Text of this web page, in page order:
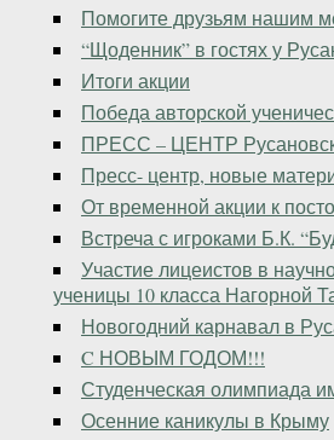
Помогите друзьям нашим
“Щоденник” в гостях у
Итоги акции
Победа авторской
ПРЕСС – ЦЕНТР
Пресс- центр, новые
От временной акции к
Встреча с игроками Б.К.
Участие лицеистов в
ученицы 10 класса Нагорной
Новогодний карнавал в
C НОВЫМ ГОДОМ!!!
Студенческая олимпиада
Осенние каникулы в Крыму